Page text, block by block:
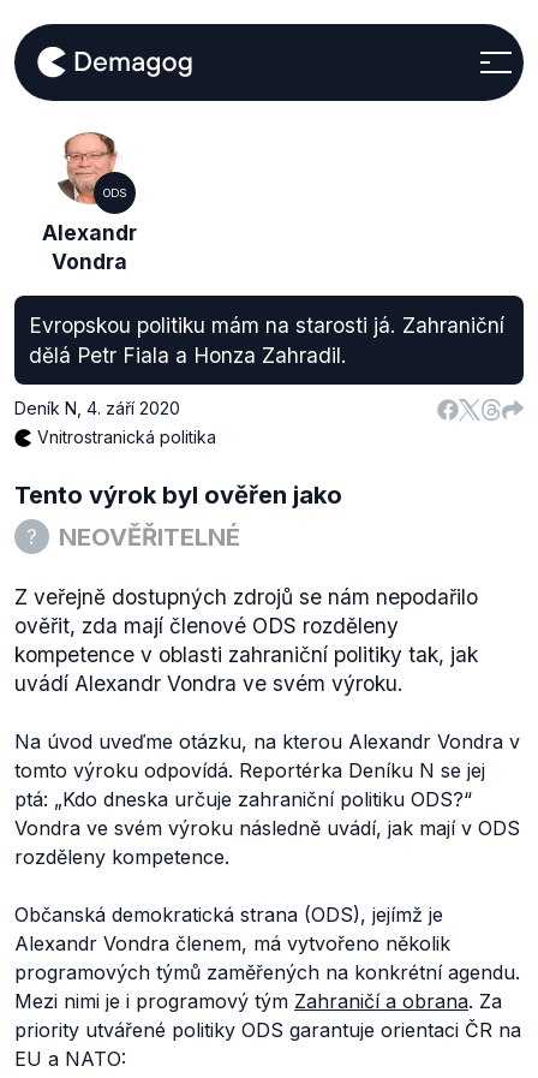
ODS
Alexandr
Vondra
Evropskou politiku mám na starosti já. Zahraniční
dělá Petr Fiala a Honza Zahradil.
Deník N 4. září 2020
Vnitrostranická politika
Tento výrok byl ověřen jako
NEOVĚŘITELNÉ
Z veřejně dostupných zdrojů se nám nepodařilo
ověřit, zda mají členové ODS rozděleny
kompetence v oblasti zahraniční politiky tak, jak
uvádí Alexandr Vondra ve svém výroku.
Na úvod uveďme otázku, na kterou Alexandr Vondra v
tomto výroku odpovídá. Reportérka Deníku N se jej
ptá: „Kdo dneska určuje zahraniční politiku ODS?“
Vondra ve svém výroku následně uvádí, jak mají v ODS
rozděleny kompetence.
Občanská demokratická strana (ODS), jejímž je
Alexandr Vondra členem, má vytvořeno několik
programových týmů zaměřených na konkrétní agendu.
Mezi nimi je i programový tým Zahraničí a obrana. Za
priority utvářené politiky ODS garantuje orientaci ČR na
EU a NATO: